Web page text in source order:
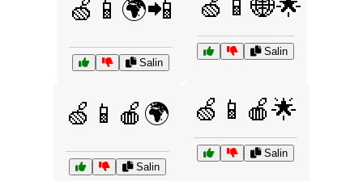
🍏📱🌍📲
Salin
🍏📱🌐🌟
Salin
🍏📱🍎🌍
Salin
🍏📱🍎🌟
Salin